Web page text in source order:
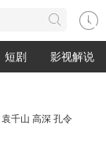
短剧 影视解说
袁千山 高深 孔令